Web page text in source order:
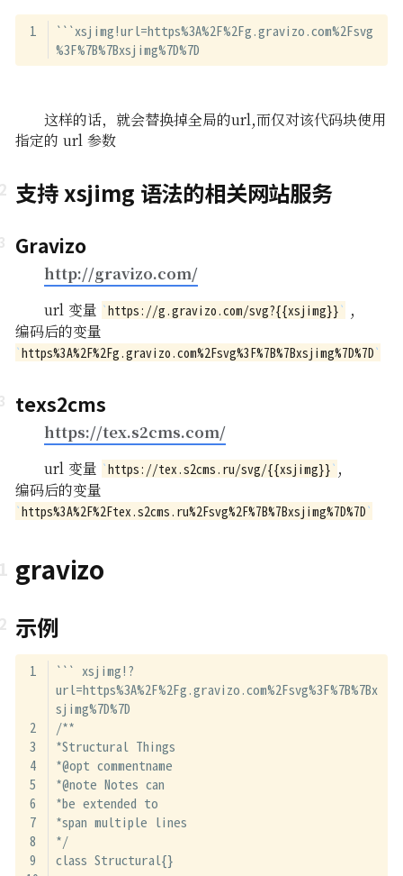
```xsjimg!url=https%3A%2F%2Fg.gravizo.com%2Fsvg
%3F%7B%7Bxsjimg%7D%7D
这样的话，就会替换掉全局的url,而仅对该代码块使用
指定的 url 参数
支持 xsjimg 语法的相关网站服务
Gravizo
http://gravizo.com/
url 变量 https://g.gravizo.com/svg?{{xsjimg}}
,
编码后的变量
https%3A%2F%2Fg.gravizo.com%2Fsvg%3F%7B%7Bxsjimg%7D%7D
texs2cms
https://tex.s2cms.com/
url 变量 https://tex.s2cms.ru/svg/{{xsjimg}} ,
编码后的变量
https%3A%2F%2Ftex.s2cms.ru%2Fsvg%2F%7B%7Bxsjimg%7D%7D
gravizo
示例
``` xsjimg!?
url=https%3A%2F%2Fg.gravizo.com%2Fsvg%3F%7B%7Bx
sjimg%7D%7D
/**
*Structural Things
*@opt commentname
*@note Notes can
*be extended to
*span multiple lines
*/
class Structural{}